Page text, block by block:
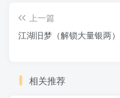
上一篇
江湖旧梦（解锁大量银两）
相关推荐